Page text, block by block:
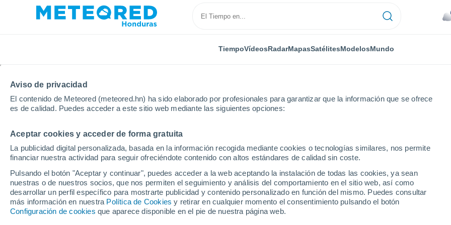
Aviso de privacidad
El contenido de Meteored (meteored.hn) ha sido elaborado por profesionales para garantizar que la información que se ofrece
es de calidad. Puedes acceder a este sitio web mediante las siguientes opciones:
Aceptar cookies y acceder de forma gratuita
La publicidad digital personalizada, basada en la información recogida mediante cookies o tecnologías similares, nos permite
financiar nuestra actividad para seguir ofreciéndote contenido con altos estándares de calidad sin coste.
Pulsando el botón "Aceptar y continuar", puedes acceder a la web aceptando la instalación de todas las cookies, ya sean
nuestras o de nuestros socios, que nos permiten el seguimiento y análisis del comportamiento en el sitio web, así como
desarrollar un perfil específico para mostrarte publicidad y contenido personalizado en función del mismo. Puedes consultar
más información en nuestra Política de Cookies y retirar en cualquier momento el consentimiento pulsando el botón
Configuración de cookies que aparece disponible en el pie de nuestra página web.
TiempoVídeosRadarMapasSatélitesModelosMundo
Inicio Vídeos ¡Catastróficos incendios forestales en las montañas de Guangxi, China! Ya han ardido miles de hectáreas.